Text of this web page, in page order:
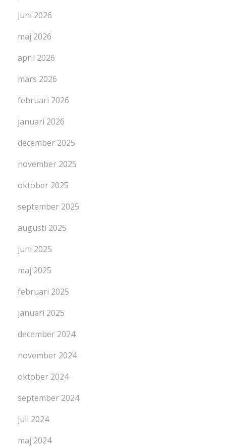
juni 2026
maj 2026
april 2026
mars 2026
februari 2026
januari 2026
december 2025
november 2025
oktober 2025
september 2025
augusti 2025
juni 2025
maj 2025
februari 2025
januari 2025
december 2024
november 2024
oktober 2024
september 2024
juli 2024
maj 2024